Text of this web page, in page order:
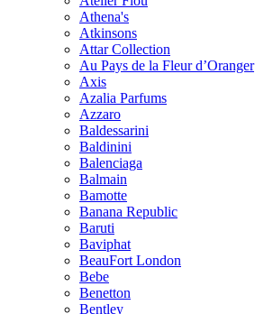
Athena's
Atkinsons
Attar Collection
Au Pays de la Fleur d’Oranger
Axis
Azalia Parfums
Azzaro
Baldessarini
Baldinini
Balenciaga
Balmain
Bamotte
Banana Republic
Baruti
Baviphat
BeauFort London
Bebe
Benetton
Bentley